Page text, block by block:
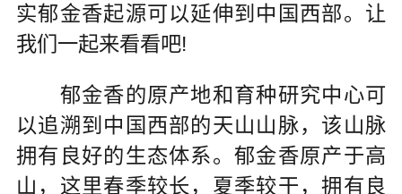
实郁金香起源可以延伸到中国西部。让
我们一起来看看吧!
郁金香的原产地和育种研究中心可
以追溯到中国西部的天山山脉，该山脉
拥有良好的生态体系。郁金香原产于高
山，这里春季较长，夏季较干，拥有良